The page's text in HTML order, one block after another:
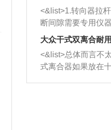
放在燃油箱中，与
动时，就可以和汽
室，最后形成废气
催化器得到清洗，
能够得到解决。
驾驶车辆时，不需
向。
逐渐减弱，导致渗
活塞间隙过大：积
的间隙扩大，导致
造成烧机油。
机油粘度过小的话
象，机油粘度过小
<&list>1.转向器拉
断间隙需要专用仪
无法制作，需要将
店；<&list>2.车辆
裂，破裂后会出现
损严重，磨损的半
响；<&list>3.稳定
大众干式双离合耐
<&list>总体而言不
式离合器如果放在